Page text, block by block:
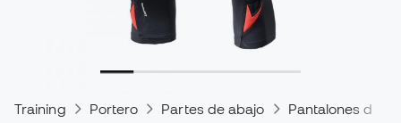
Training Portero Partes de abajo Pantalones de